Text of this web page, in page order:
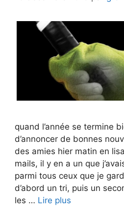
quand l’année se termine
d’annoncer de bonnes
des amies hier matin en
mails, il y en a un que
parmi tous ceux que je
d’abord un tri, puis un
les … Lire plus